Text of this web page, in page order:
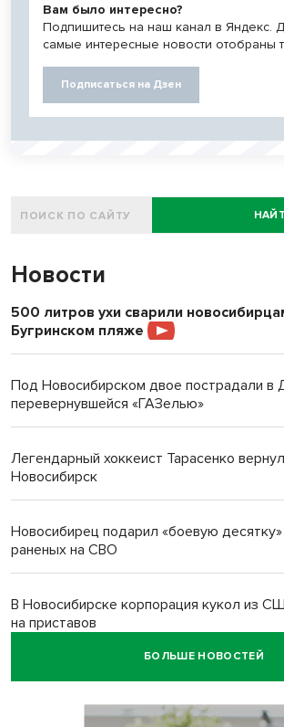
Вам было интересно?
Подпишитесь на наш канал в Яндекс.
самые интересные новости отобраны
Подписаться на Дзен
Новости
500 литров ухи сварили
Бугринском пляже
Под Новосибирском двое пострадали в
перевернувшейся «ГАЗелью»
Легендарный хоккеист Тарасенко
Новосибирск
Новосибирец подарил «боевую десятку»
раненых на СВО
В Новосибирске корпорация кукол из
на приставов
БОЛЬШЕ НОВОСТЕЙ